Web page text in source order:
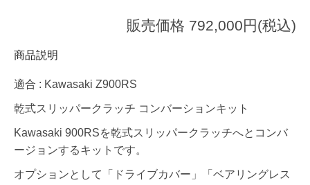
販売価格 792,000円(税込)
商品説明
適合 : Kawasaki Z900RS
乾式スリッパークラッチ コンバーションキット
Kawasaki 900RSを乾式スリッパークラッチへとコンバ
ージョンするキットです。
オプションとして「ドライブカバー」「ベアリングレス